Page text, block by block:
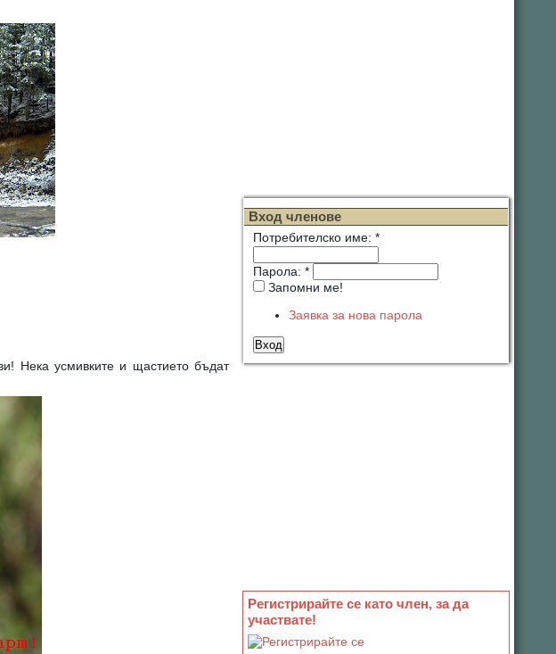
Вход членове
Потребителско име: *
Парола: *
Запомни ме!
Заявка за нова парола
Регистрирайте се като член, за да
участвате!
Нека усмивките и щастието бъдат